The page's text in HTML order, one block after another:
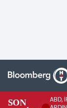
SON
ABD,